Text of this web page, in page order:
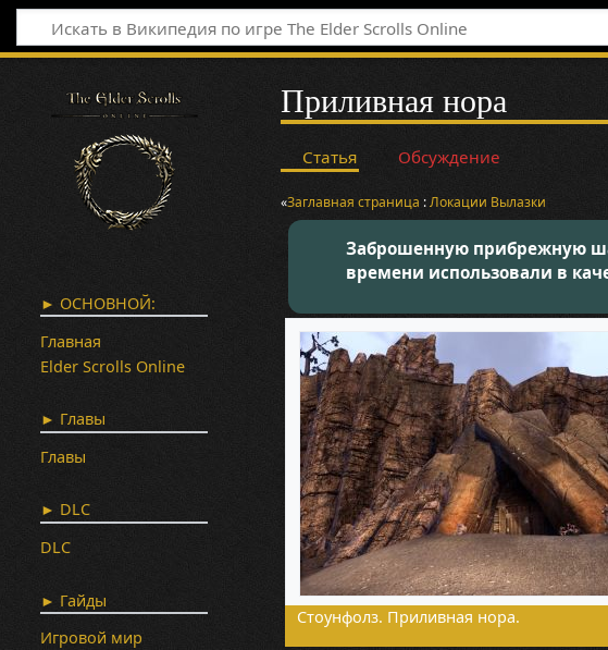
Приливная нора
Статья Обсуждение
«Заглавная страница :Локации Вылазки
Заброшенную прибрежную
времени использовали в
Стоунфолз. Приливная нора.
► ОСНОВНОЙ:
Главная
Elder Scrolls Online
► Главы
Главы
► DLC
DLC
► Гайды
Игровой мир